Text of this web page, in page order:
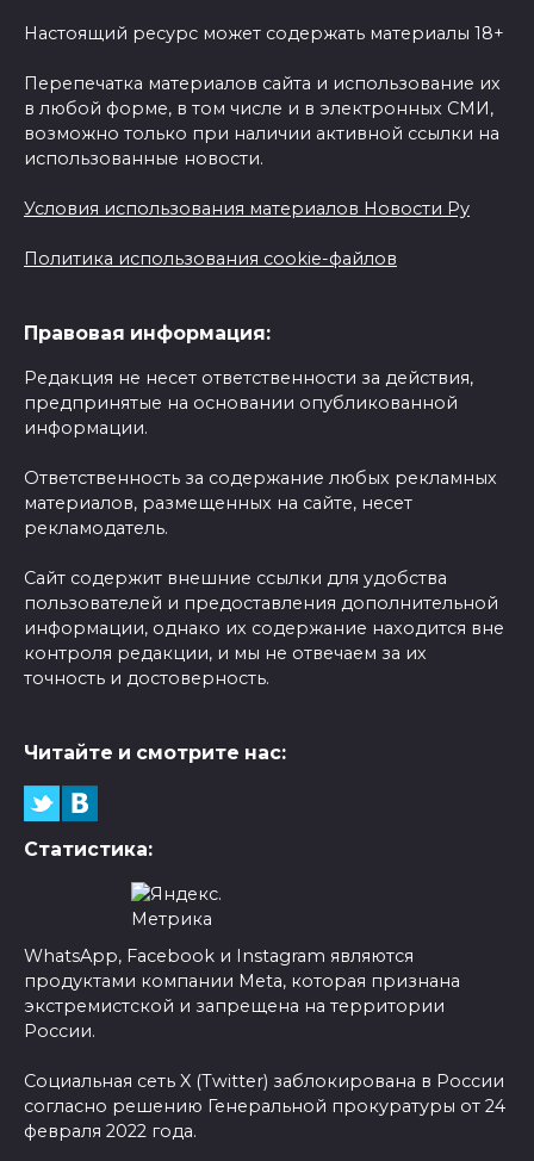
Настоящий ресурс может содержать материалы 18+
Перепечатка материалов сайта и использование их
в любой форме, в том числе и в электронных СМИ,
возможно только при наличии активной ссылки на
использованные новости.
Условия использования материалов Новости Ру
Политика использования cookie-файлов
Правовая информация:
Редакция не несет ответственности за действия,
предпринятые на основании опубликованной
информации.
Ответственность за содержание любых рекламных
материалов, размещенных на сайте, несет
рекламодатель.
Сайт содержит внешние ссылки для удобства
пользователей и предоставления дополнительной
информации, однако их содержание находится вне
контроля редакции, и мы не отвечаем за их
точность и достоверность.
Читайте и смотрите нас:
Статистика:
WhatsApp, Facebook и Instagram являются
продуктами компании Meta, которая признана
экстремистской и запрещена на территории
России.
Социальная сеть X (Twitter) заблокирована в России
согласно решению Генеральной прокуратуры от 24
февраля 2022 года.